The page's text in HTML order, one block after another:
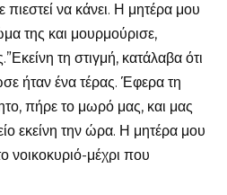
πιεστεί να κάνει. Η μητέρα μου
της και μουρμούρισε,
τη στιγμή, κατάλαβα ότι
ήταν ένα τέρας. Έφερα τη
πήρε το μωρό μας, και μας
εκείνη την ώρα. Η μητέρα μου
νοικοκυριό-μέχρι που